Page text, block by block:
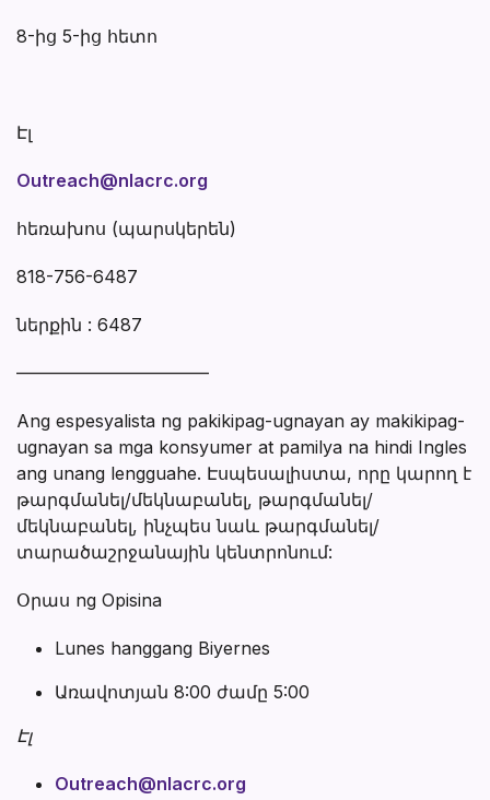
8-ից 5-ից հետո
Էլ
Outreach@nlacrc.org
հեռախոս (պարսկերեն)
818-756-6487
ներքին : 6487
———————————
Ang espesyalista ng pakikipag-ugnayan ay makikipag-
ugnayan sa mga konsyumer at pamilya na hindi Ingles
ang unang lengguahe. Էսպեսալիստա, որը կարող է
թարգմանել/մեկնաբանել, թարգմանել/
մեկնաբանել, ինչպես նաև թարգմանել/
տարածաշրջանային կենտրոնում:
Օրաս ng Opisina
Lunes hanggang Biyernes
Առավոտյան 8:00 ժամը 5:00
Էլ
Outreach@nlacrc.org